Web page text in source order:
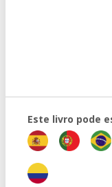
Este livro pode